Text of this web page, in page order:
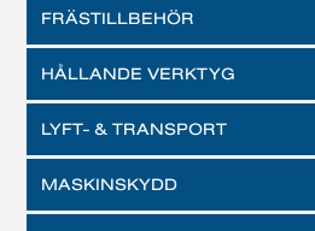
FRÄSTILLBEHÖR
HÅLLANDE VERKTYG
LYFT- & TRANSPORT
MASKINSKYDD